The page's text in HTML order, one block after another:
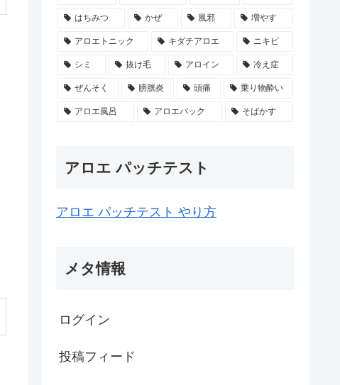
はちみつ かぜ 風邪 増やす
アロエトニック キダチアロエ ニキビ
シミ 抜け毛 アロイン 冷え症
ぜんそく 膀胱炎 頭痛 乗り物酔い
アロエ風呂 アロエパック そばかす
アロエ パッチテスト
アロエ パッチテスト やり方
メタ情報
ログイン
投稿フィード